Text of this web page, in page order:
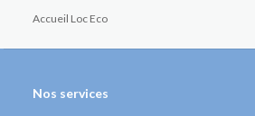
Accueil Loc Eco
Nos services